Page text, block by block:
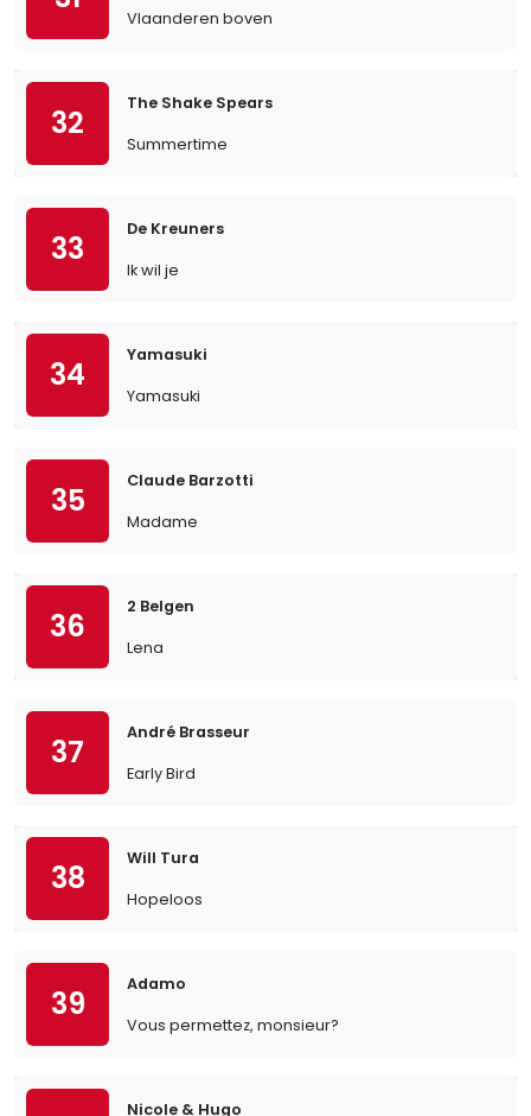
Vlaanderen boven
32
The Shake Spears
Summertime
33
De Kreuners
Ik wil je
34
Yamasuki
Yamasuki
35
Claude Barzotti
Madame
36
2 Belgen
Lena
37
André Brasseur
Early Bird
38
Will Tura
Hopeloos
39
Adamo
Vous permettez, monsieur?
Nicole & Hugo